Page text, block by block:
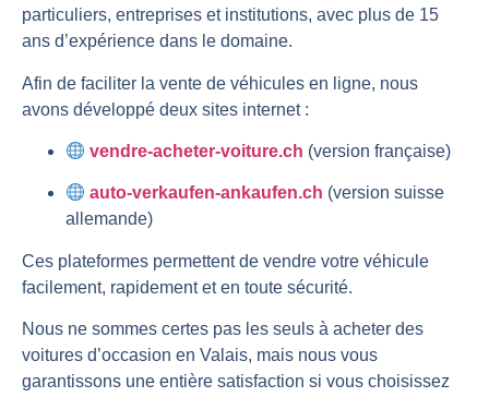
particuliers, entreprises et institutions, avec plus de 15
ans d’expérience dans le domaine.
Afin de faciliter la vente de véhicules en ligne, nous
avons développé deux sites internet :
vendre-acheter-voiture.ch (version française)
auto-verkaufen-ankaufen.ch (version suisse
allemande)
Ces plateformes permettent de vendre votre véhicule
facilement, rapidement et en toute sécurité.
Nous ne sommes certes pas les seuls à acheter des
voitures d’occasion en Valais, mais nous vous
garantissons une entière satisfaction si vous choisissez